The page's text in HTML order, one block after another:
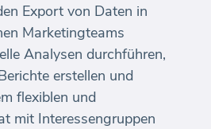
Export von Daten in
Marketingteams
Analysen durchführen,
erstellen und
flexiblen und
mit Interessengruppen